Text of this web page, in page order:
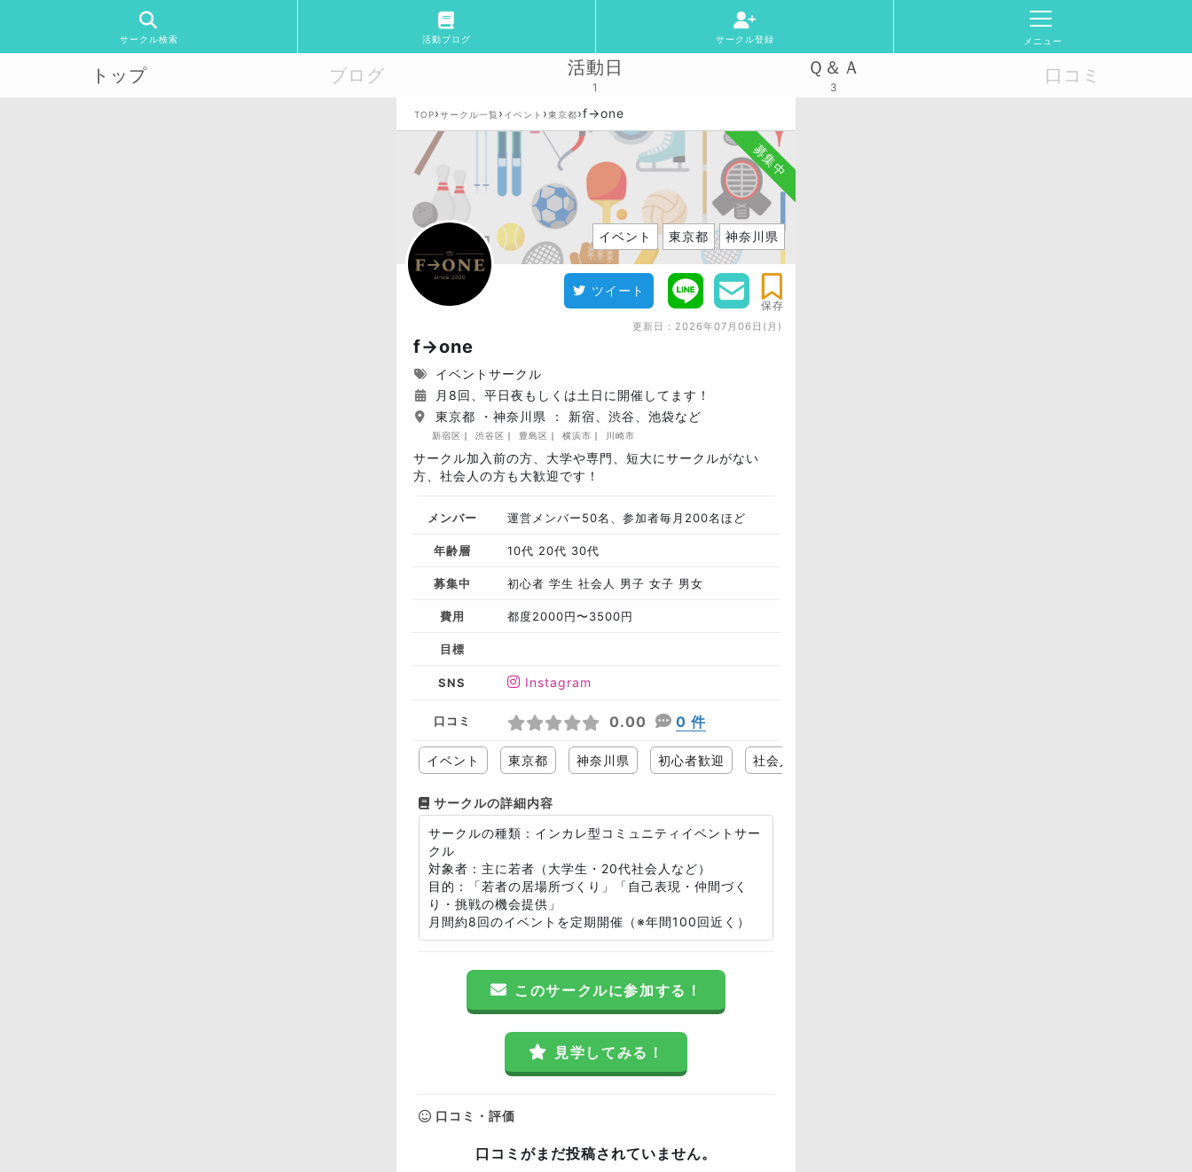
サークル検索 活動ブログ サークル登録 メニュー
トップ ブログ 活動日
1
Ｑ＆Ａ
3
口コミ
TOP›サークル一覧 › イベント ›東京都›f→one
募集中
イベント 東京都 神奈川県
ツイート
保存
更新日： 2026年07月06日(月)
f→one
イベントサークル
月8回、平日夜もしくは土日に開催してます！
東京都 ・神奈川県 ： 新宿、渋谷、池袋など
新宿区 渋谷区 豊島区 横浜市 川崎市
サークル加入前の方、大学や専門、短大にサークルがない
方、社会人の方も大歓迎です！
メンバー 運営メンバー50名、参加者毎月200名ほど
年齢層 10代 20代 30代
募集中 初心者 学生 社会人 男子 女子 男女
費用 都度2000円〜3500円
目標
SNS Instagram
口コミ 0.00 0 件
イベント 東京都 神奈川県 初心者歓迎 社会人サークル
サークルの詳細内容
サークルの種類：インカレ型コミュニティイベントサー
クル
対象者：主に若者（大学生・20代社会人など）
目的：「若者の居場所づくり」「自己表現・仲間づく
り・挑戦の機会提供」
月間約8回のイベントを定期開催（※年間100回近く）
このサークルに参加する！
見学してみる！
口コミ・評価
口コミがまだ投稿されていません。